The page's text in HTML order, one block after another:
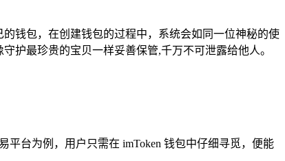
钱包，在创建钱包的过程中，系统会如同一位神秘的使
护最珍贵的宝贝一样妥善保管,千万不可泄露给他人。
台为例，用户只需在 imToken 钱包中仔细寻觅，便能